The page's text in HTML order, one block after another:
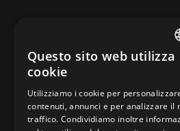
CONTATTI
079 127
Questo sito web utilizza
cookie
Utilizziamo i cookie per
contenuti, annunci e per analizzare il
traffico. Condividiamo inoltre